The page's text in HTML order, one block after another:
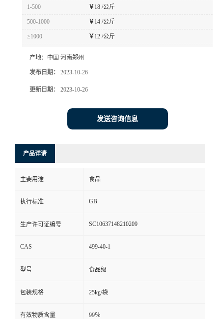
1-500 ￥ 18 /公斤
500-1000 ￥ 14 /公斤
≥1000 ￥ 12 /公斤
产地： 中国 河南郑州
发布日期： 2023-10-26
更新日期： 2023-10-26
发送咨询信息
产品详请
主要用途 食品
执行标准 GB
生产许可证编号 SC10637148210209
CAS 499-40-1
型号 食品级
包装规格 25kg/袋
有效物质含量 99％